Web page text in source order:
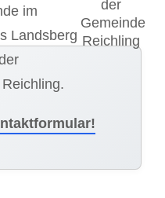
im
Landsberg